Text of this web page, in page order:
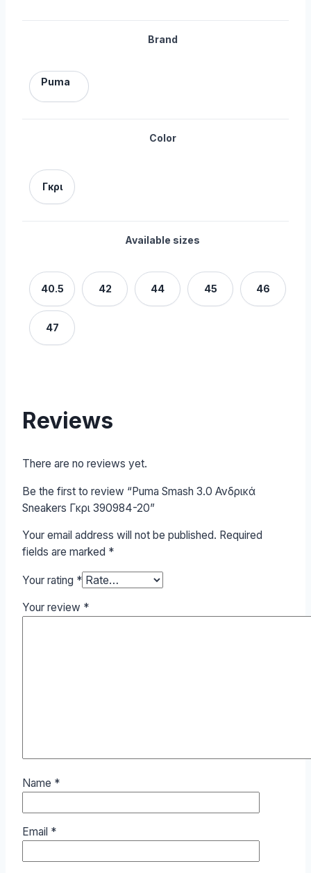
Brand
Puma
Color
Γκρι
Available sizes
40.5 42 44 45 46
47
Reviews
There are no reviews yet.
Be the first to review “Puma Smash 3.0 Ανδρικά
Sneakers Γκρι 390984-20”
Your email address will not be published. Required
fields are marked *
Your rating *
Your review *
Name *
Email *